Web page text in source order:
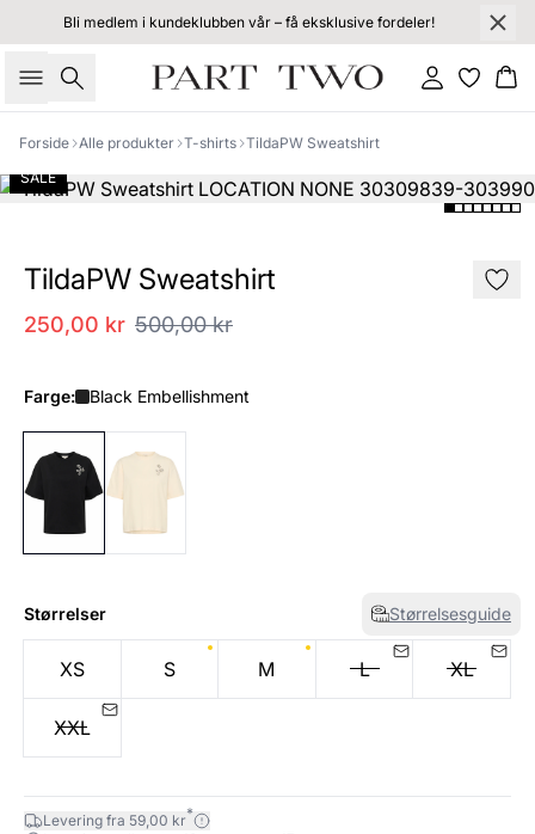
Bli medlem i kundeklubben vår – få eksklusive fordeler!
Søk Logg inn
Forside Alle produkter T-shirts TildaPW Sweatshirt
SALE
TildaPW Sweatshirt
250,00 kr 500,00 kr
Farge: Black Embellishment
Størrelser Størrelsesguide
XS S M L XL
XXL
Levering fra 59,00 kr*